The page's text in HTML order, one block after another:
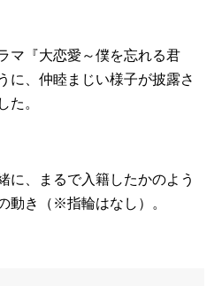
マ『大恋愛～僕を忘れる君
に、仲睦まじい様子が披露さ
た。
に、まるで入籍したかのよう
動き（※指輪はなし）。